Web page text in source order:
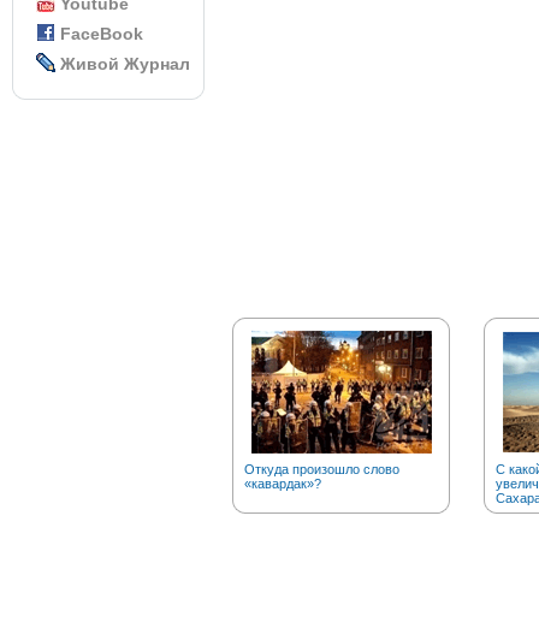
FaceBook
Живой Журнал
Откуда произошло слово
«кавардак»?
С